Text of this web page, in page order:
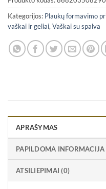
Kategorijos: Plaukų formavimo
vaškai ir geliai, Vaškai su spalva
APRAŠYMAS
PAPILDOMA INFORMACIJA
ATSILIEPIMAI (0)